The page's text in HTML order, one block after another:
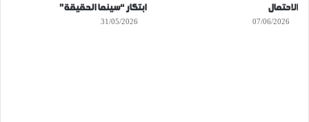
الاحتمال
07/06/2026
ابتكار “سينما الحقيقة”
31/05/2026